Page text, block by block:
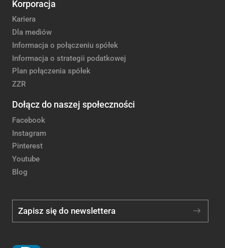
Korporacja
Kariera
Dla mediów
Informacja o połączeniu spółek
Informacja o strategii podatkowej
Plan połączenia spółek
ZZR
Dołącz do naszej społeczności
Facebook
Instagram
Pinterest
Youtube
Blog
Zapisz się do newslettera